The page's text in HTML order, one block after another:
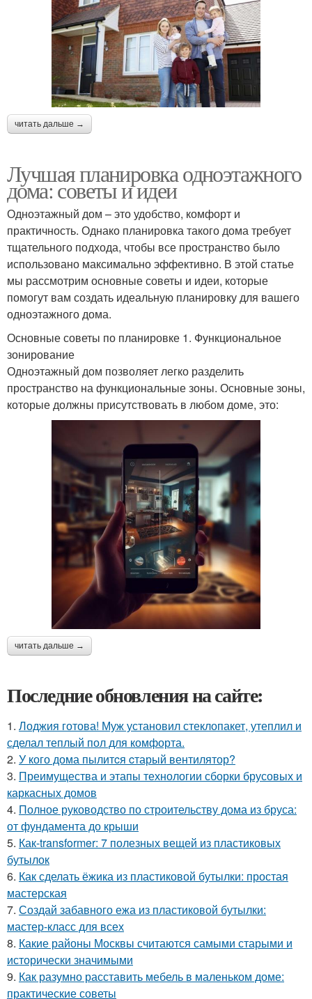
читать дальше →
Лучшая планировка одноэтажного
дома: советы и идеи
Одноэтажный дом – это удобство, комфорт и
практичность. Однако планировка такого дома требует
тщательного подхода, чтобы все пространство было
использовано максимально эффективно. В этой статье
мы рассмотрим основные советы и идеи, которые
помогут вам создать идеальную планировку для вашего
одноэтажного дома.
Основные советы по планировке 1. Функциональное
зонирование
Одноэтажный дом позволяет легко разделить
пространство на функциональные зоны. Основные зоны,
которые должны присутствовать в любом доме, это:
читать дальше →
Последние обновления на сайте:
1. Лоджия готова! Муж установил стеклопакет, утеплил и
сделал теплый пол для комфорта.
2. У кого дома пылитcя cтарый вентилятор?
3. Преимущества и этапы технологии сборки брусовых и
каркасных домов
4. Полное руководство по строительству дома из бруса:
от фундамента до крыши
5. Как-transformer: 7 полезных вещей из пластиковых
бутылок
6. Как сделать ёжика из пластиковой бутылки: простая
мастерская
7. Создай забавного ежа из пластиковой бутылки:
мастер-класс для всех
8. Какие районы Москвы считаются самыми старыми и
исторически значимыми
9. Как разумно расставить мебель в маленьком доме:
практические советы